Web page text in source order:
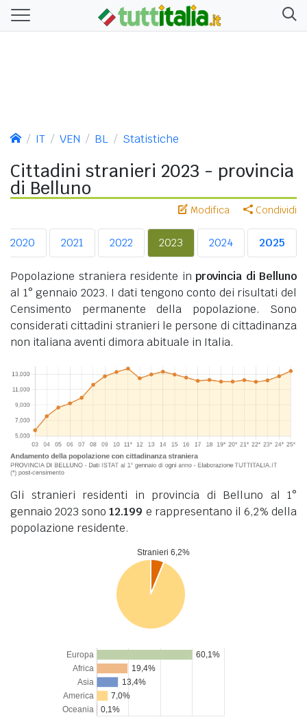
IT VEN BL Statistiche
Cittadini stranieri 2023 - provincia
di Belluno
Modifica Condividi
2020 2021 2022 2023 2024 2025
Popolazione straniera residente in provincia di Belluno
al 1° gennaio 2023. I dati tengono conto dei risultati del
Censimento permanente della popolazione. Sono
considerati cittadini stranieri le persone di cittadinanza
non italiana aventi dimora abituale in Italia.
Gli stranieri residenti in provincia di Belluno al 1°
gennaio 2023 sono12.199 e rappresentano il 6,2% della
popolazione residente.